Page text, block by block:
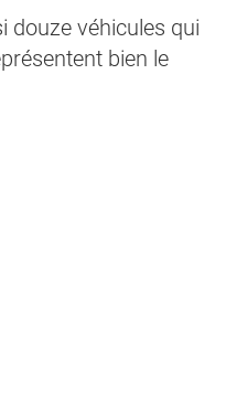
douze véhicules qui
bien le